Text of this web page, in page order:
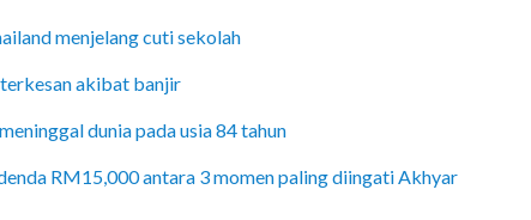
menjelang cuti sekolah
akibat banjir
dunia pada usia 84 tahun
RM15,000 antara 3 momen paling diingati Akhyar